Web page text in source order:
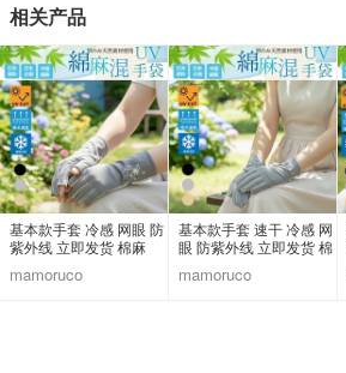
相关产品
基本款手套 冷感 网眼 防
紫外线 立即发货 棉麻
mamoruco
基本款手套 速干 冷感 网
眼 防紫外线 立即发货 棉
mamoruco